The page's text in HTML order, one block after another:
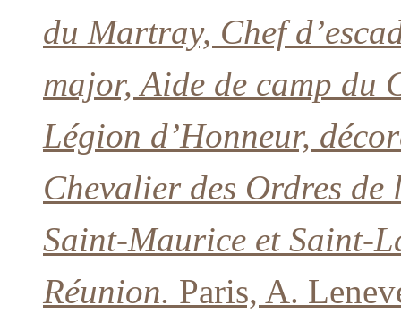
du Martray, Chef
major, Aide de camp du
Légion d’Honneur,
Chevalier des Ordres de
Saint-Maurice et Saint-
Réunion. Paris, A.